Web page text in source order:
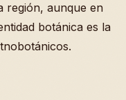
región, aunque en
botánica es la